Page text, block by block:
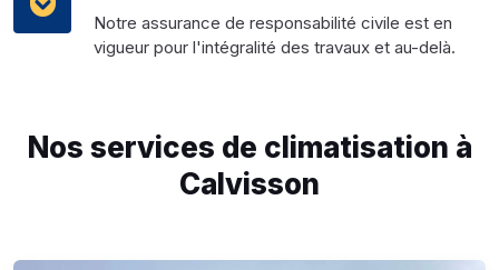
Notre assurance de responsabilité civile est en
vigueur pour l'intégralité des travaux et au-delà.
Nos services de climatisation à
Calvisson